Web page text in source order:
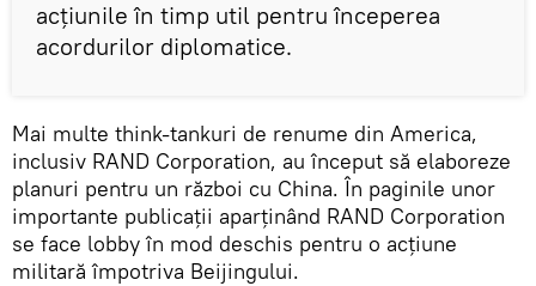
acţiunile în timp util pentru începerea
acordurilor diplomatice.
Mai multe think-tankuri de renume din America,
inclusiv RAND Corporation, au început să elaboreze
planuri pentru un război cu China. În paginile unor
importante publicaţii aparţinând RAND Corporation
se face lobby în mod deschis pentru o acțiune
militară împotriva Beijingului.